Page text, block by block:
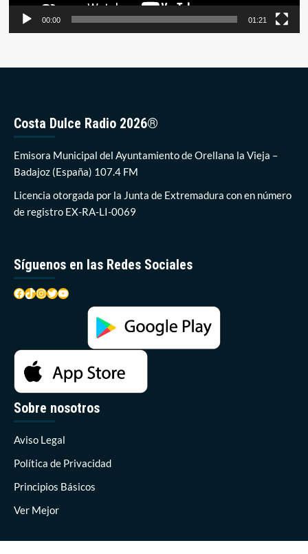
00:00 01:21
Costa Dulce Radio 2026®
Emisora Municipal del Ayuntamiento de Orellana la Vieja –
Badajoz (España) 107.4 FM
Licencia otorgada por la Junta de Extremadura con en número
de registro EX-RA-LI-0069
Síguenos en las Redes Sociales
Facebook
TikTok
Instagram
Twitter
YouTube
Sobre nosotros
Aviso Legal
Política de Privacidad
Principios Básicos
Ver Mejor